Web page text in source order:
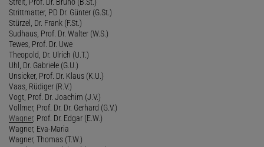
Strittmatter, PD Dr. Günter (G.St.)
Stürzel, Dr. Frank (F.St.)
Sudhaus, Prof. Dr. Walter (W.S.)
Tewes, Prof. Dr. Uwe
Theopold, Dr. Ulrich (U.T.)
Uhl, Dr. Gabriele (G.U.)
Unsicker, Prof. Dr. Klaus (K.U.)
Vaas, Rüdiger (R.V.)
Vogt, Prof. Dr. Joachim (J.V.)
Vollmer, Prof. Dr. Dr. Gerhard (G.V.)
Wagner, Prof. Dr. Edgar (E.W.)
Wagner, Eva-Maria
Wagner, Thomas (T.W.)